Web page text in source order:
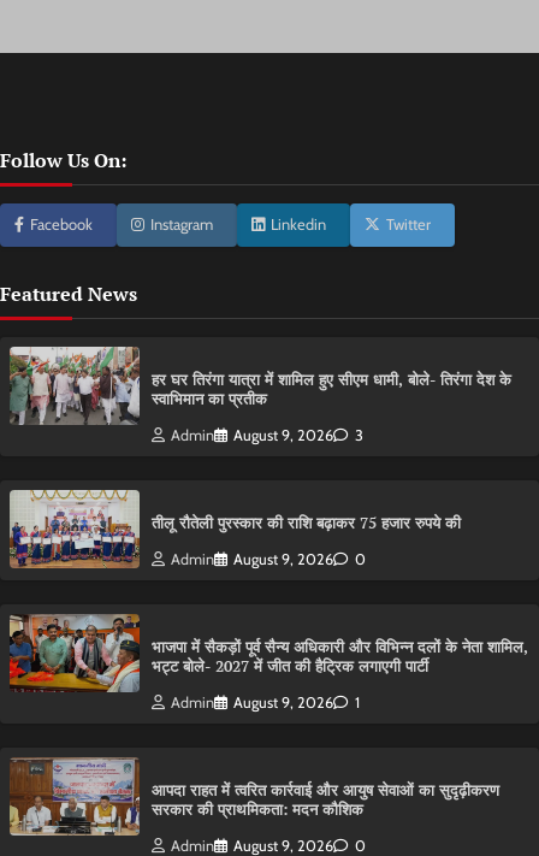
Follow Us On:
Facebook Instagram Linkedin Twitter
Featured News
हर घर तिरंगा यात्रा में शामिल हुए सीएम धामी, बोले- तिरंगा देश के
स्वाभिमान का प्रतीक
Admin August 9, 2026 3
तीलू रौतेली पुरस्कार की राशि बढ़ाकर 75 हजार रुपये की
Admin August 9, 2026 0
भाजपा में सैकड़ों पूर्व सैन्य अधिकारी और विभिन्न दलों के नेता शामिल,
भट्ट बोले- 2027 में जीत की हैट्रिक लगाएगी पार्टी
Admin August 9, 2026 1
आपदा राहत में त्वरित कार्रवाई और आयुष सेवाओं का सुदृढ़ीकरण
सरकार की प्राथमिकता: मदन कौशिक
Admin August 9, 2026 0